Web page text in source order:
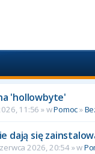
'hollowbyte'
11:56 » wPomoc»
dają się
2026, 20:54 » w